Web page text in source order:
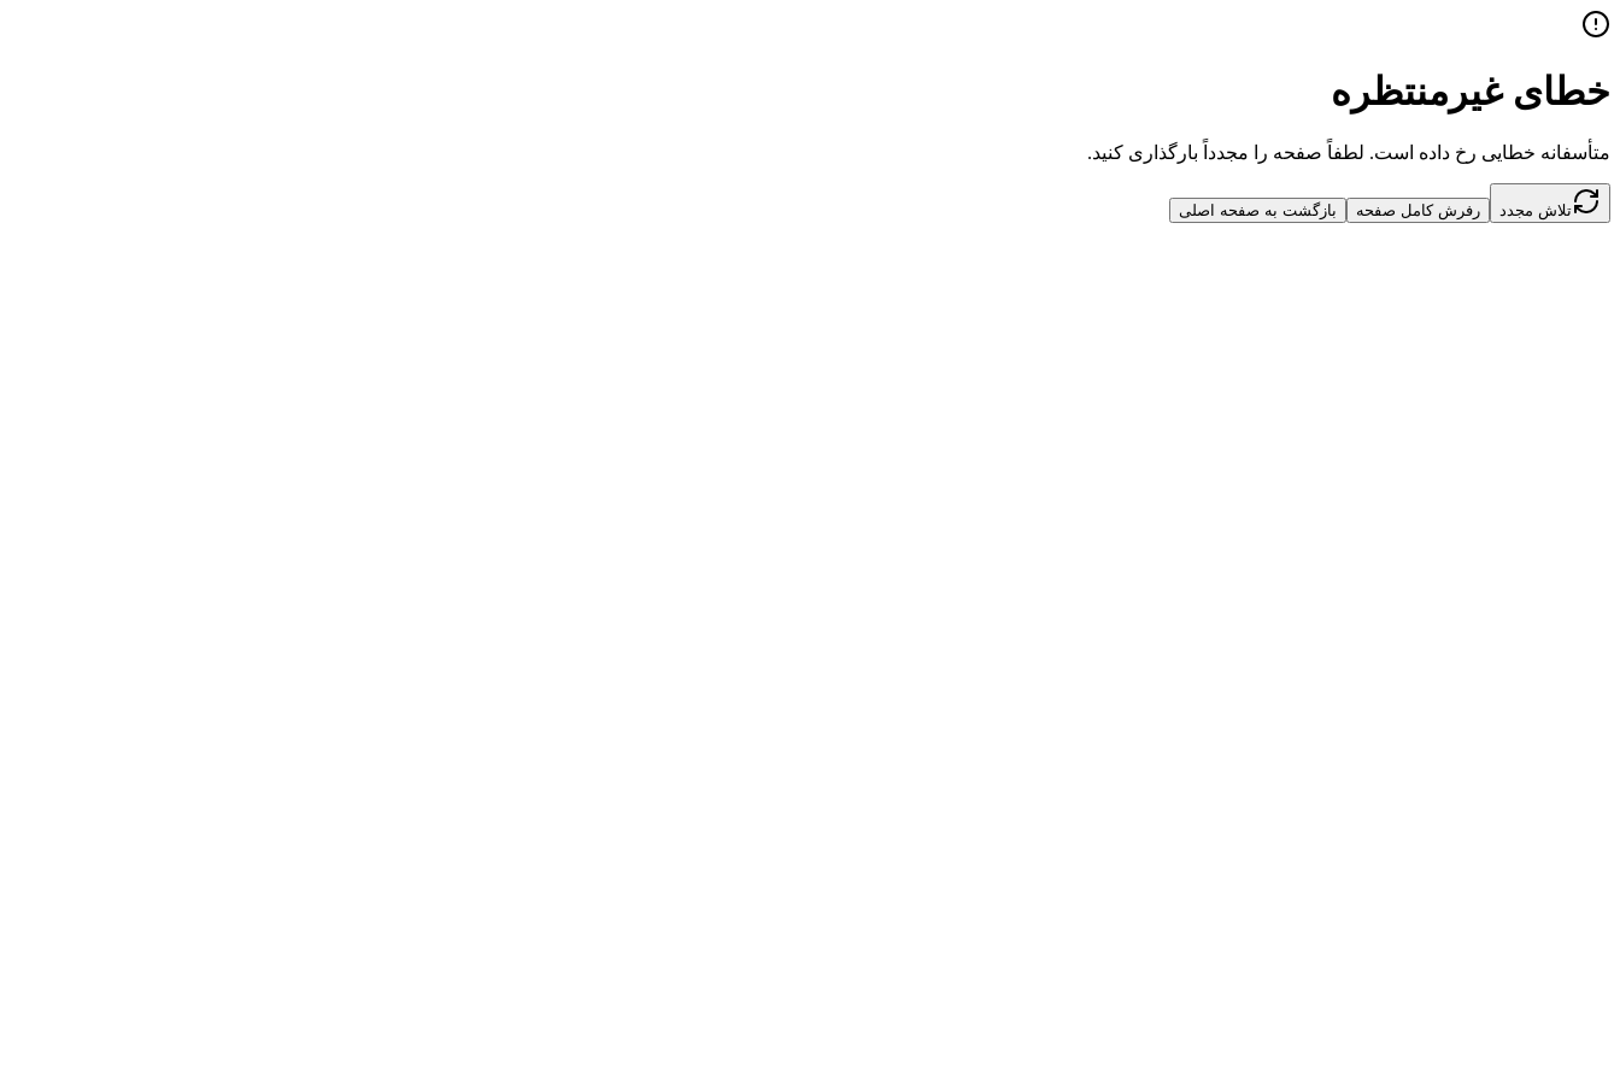
خطای غیرمنتظره
متأسفانه خطایی رخ داده است. لطفاً صفحه را مجدداً بارگذاری کنید.
تلاش مجدد رفرش کامل صفحه بازگشت به صفحه اصلی